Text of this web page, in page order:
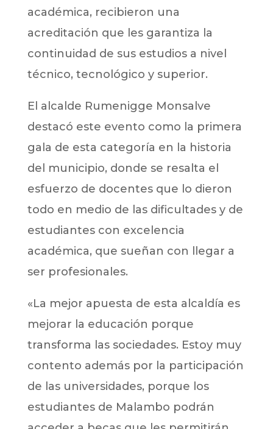
académica, recibieron una
acreditación que les garantiza la
continuidad de sus estudios a nivel
técnico, tecnológico y superior.
El alcalde Rumenigge Monsalve
destacó este evento como la primera
gala de esta categoría en la historia
del municipio, donde se resalta el
esfuerzo de docentes que lo dieron
todo en medio de las dificultades y de
estudiantes con excelencia
académica, que sueñan con llegar a
ser profesionales.
«La mejor apuesta de esta alcaldía es
mejorar la educación porque
transforma las sociedades. Estoy muy
contento además por la participación
de las universidades, porque los
estudiantes de Malambo podrán